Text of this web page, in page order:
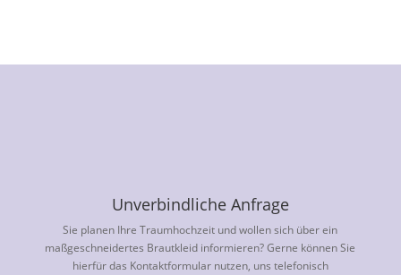
Unverbindliche Anfrage
Sie planen Ihre Traumhochzeit und wollen sich über ein
maßgeschneidertes Brautkleid informieren? Gerne können Sie
hierfür das Kontaktformular nutzen, uns telefonisch